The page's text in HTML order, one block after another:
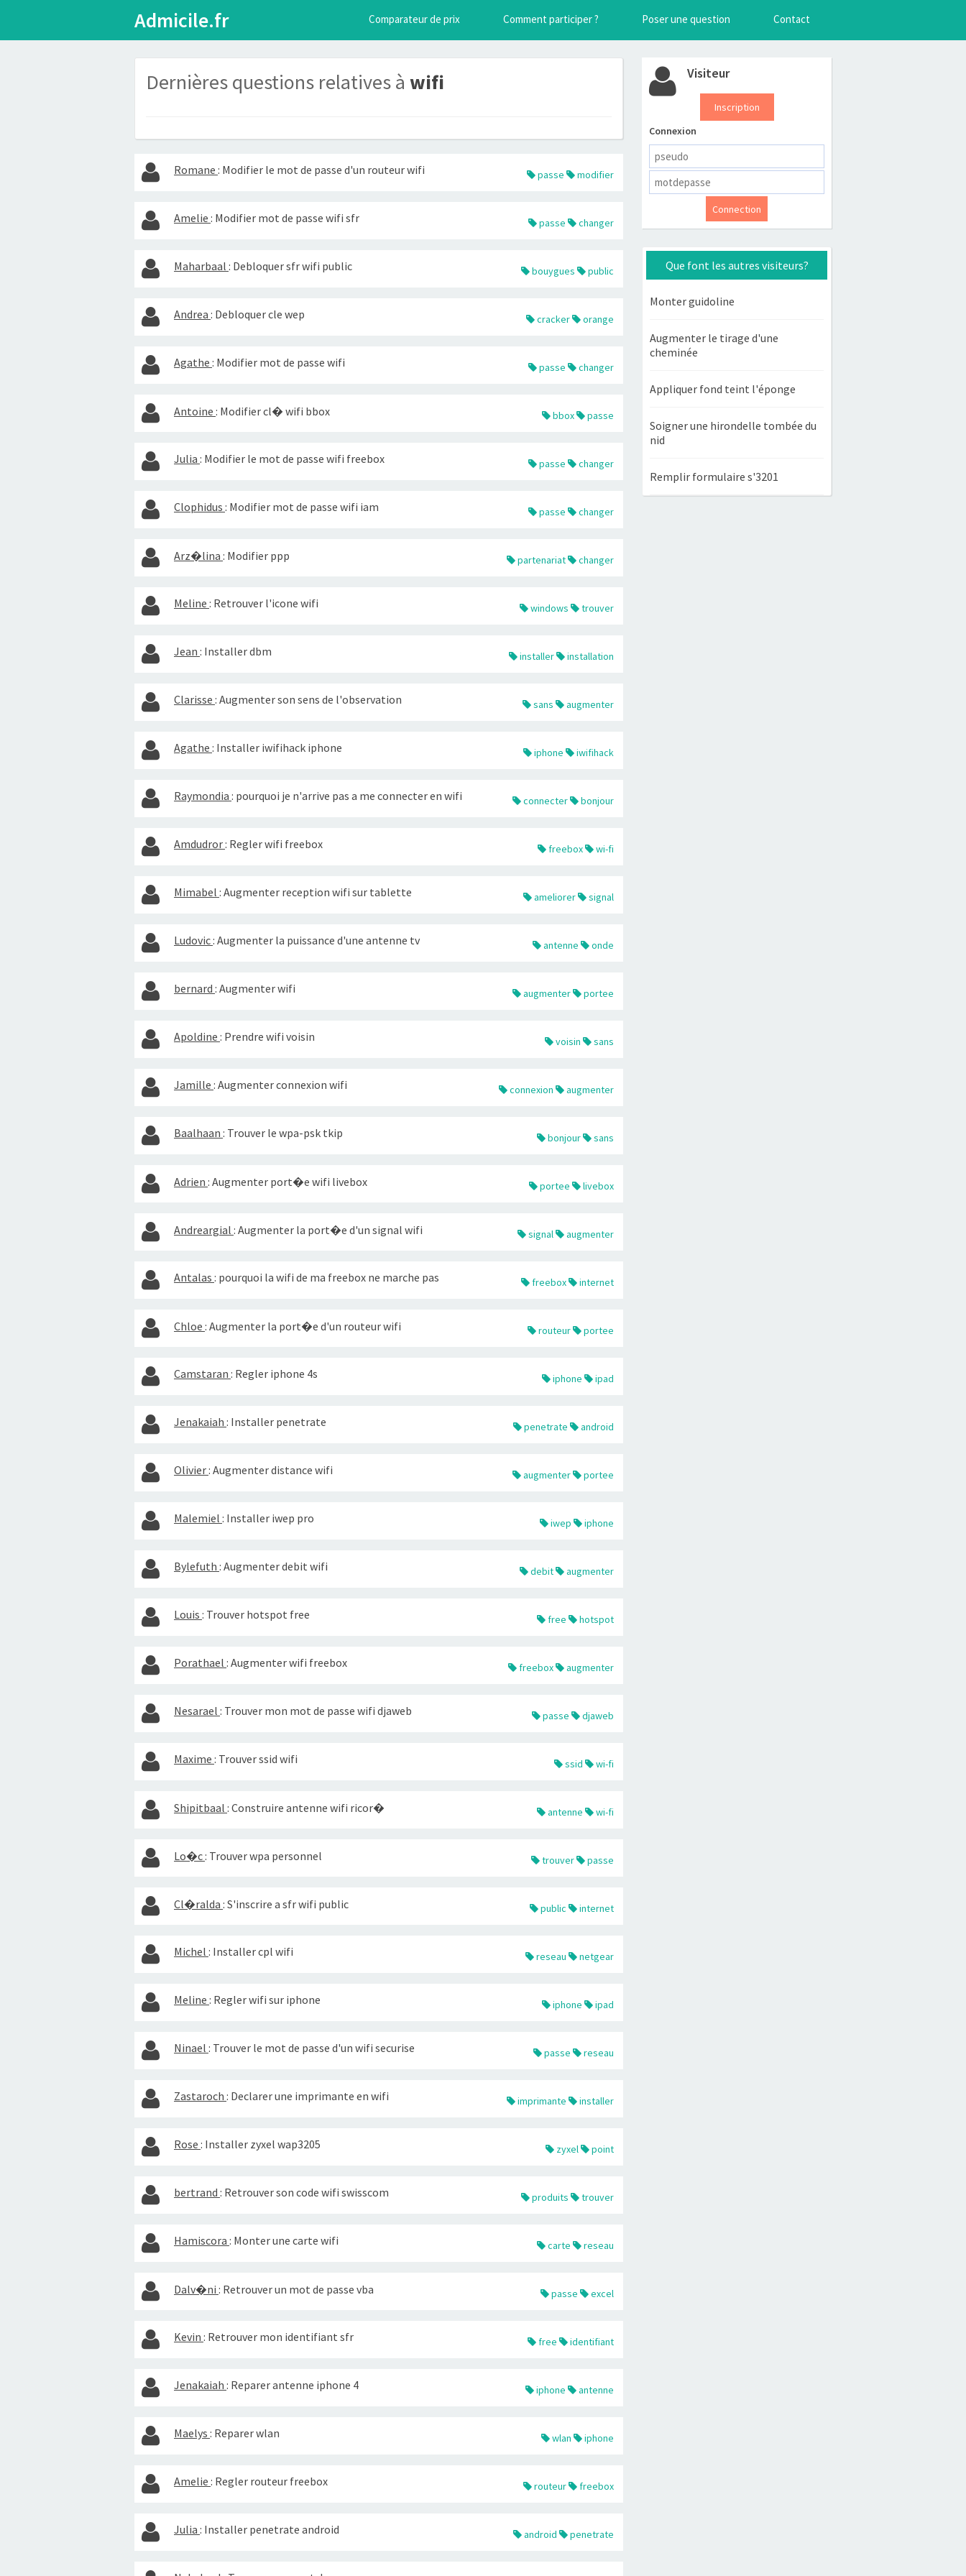
Admicile.fr Comparateur de prix Comment participer ? Poser une question Contact
Dernières questions relatives à wifi
Romane : Modifier le mot de passe d'un routeur wifi passe modifier
Amelie : Modifier mot de passe wifi sfr passe changer
Maharbaal : Debloquer sfr wifi public bouygues public
Andrea : Debloquer cle wep cracker orange
Agathe : Modifier mot de passe wifi passe changer
Antoine : Modifier cl� wifi bbox bbox passe
Julia : Modifier le mot de passe wifi freebox passe changer
Clophidus : Modifier mot de passe wifi iam passe changer
Arz�lina : Modifier ppp partenariat changer
Meline : Retrouver l'icone wifi windows trouver
Jean : Installer dbm installer installation
Clarisse : Augmenter son sens de l'observation sans augmenter
Agathe : Installer iwifihack iphone iphone iwifihack
Raymondia : pourquoi je n'arrive pas a me connecter en wifi connecter bonjour
Amdudror: Regler wifi freebox freebox wi-fi
Mimabel : Augmenter reception wifi sur tablette ameliorer signal
Ludovic: Augmenter la puissance d'une antenne tv antenne onde
bernard : Augmenter wifi augmenter portee
Apoldine : Prendre wifi voisin voisin sans
Jamille : Augmenter connexion wifi connexion augmenter
Baalhaan : Trouver le wpa-psk tkip bonjour sans
Adrien : Augmenter port�e wifi livebox portee livebox
Andreargial : Augmenter la port�e d'un signal wifi signal augmenter
Antalas : pourquoi la wifi de ma freebox ne marche pas freebox internet
Chloe : Augmenter la port�e d'un routeur wifi routeur portee
Camstaran : Regler iphone 4s iphone ipad
Jenakaiah : Installer penetrate penetrate android
Olivier: Augmenter distance wifi augmenter portee
Malemiel : Installer iwep pro iwep iphone
Bylefuth : Augmenter debit wifi debit augmenter
Louis : Trouver hotspot free free hotspot
Porathael : Augmenter wifi freebox freebox augmenter
Nesarael : Trouver mon mot de passe wifi djaweb passe djaweb
Maxime : Trouver ssid wifi ssid wi-fi
Shipitbaal : Construire antenne wifi ricor� antenne wi-fi
Lo�c: Trouver wpa personnel trouver passe
Cl�ralda : S'inscrire a sfr wifi public public internet
Michel : Installer cpl wifi reseau netgear
Meline : Regler wifi sur iphone iphone ipad
Ninael : Trouver le mot de passe d'un wifi securise passe reseau
Zastaroch : Declarer une imprimante en wifi imprimante installer
Rose : Installer zyxel wap3205 zyxel point
bertrand : Retrouver son code wifi swisscom produits trouver
Hamiscora : Monter une carte wifi carte reseau
Dalv�ni : Retrouver un mot de passe vba passe excel
Kevin : Retrouver mon identifiant sfr free identifiant
Jenakaiah : Reparer antenne iphone 4 iphone antenne
Maelys : Reparer wlan wlan iphone
Amelie : Regler routeur freebox routeur freebox
Julia : Installer penetrate android android penetrate
Visiteur
Inscription
Connexion
Que font les autres visiteurs?
Monter guidoline
Augmenter le tirage d'une
cheminée
Appliquer fond teint l'éponge
Soigner une hirondelle tombée du
nid
Remplir formulaire s'3201